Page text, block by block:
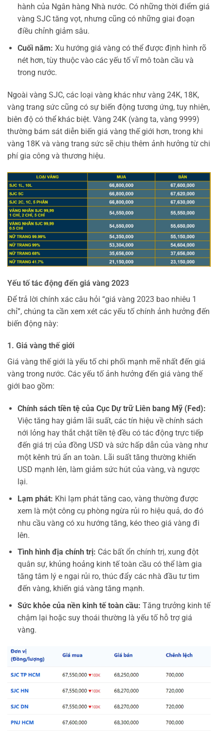
hành của Ngân hàng Nhà nước. Có những thời điểm giá
vàng SJC tăng vọt, nhưng cũng có những giai đoạn
điều chỉnh giảm sâu.
Cuối năm: Xu hướng giá vàng có thể được định hình rõ
nét hơn, tùy thuộc vào các yếu tố vĩ mô toàn cầu và
trong nước.
Ngoài vàng SJC, các loại vàng khác như vàng 24K, 18K,
vàng trang sức cũng có sự biến động tương ứng, tuy nhiên,
biên độ có thể khác biệt. Vàng 24K (vàng ta, vàng 9999)
thường bám sát diễn biến giá vàng thế giới hơn, trong khi
vàng 18K và vàng trang sức sẽ chịu thêm ảnh hưởng từ chi
phí gia công và thương hiệu.
Yếu tố tác động đến giá vàng 2023
Để trả lời chính xác câu hỏi “giá vàng 2023 bao nhiêu 1
chỉ”, chúng ta cần xem xét các yếu tố chính ảnh hưởng đến
biến động này:
1. Giá vàng thế giới
Giá vàng thế giới là yếu tố chi phối mạnh mẽ nhất đến giá
vàng trong nước. Các yếu tố ảnh hưởng đến giá vàng thế
giới bao gồm:
Chính sách tiền tệ của Cục Dự trữ Liên bang Mỹ (Fed):
Việc tăng hay giảm lãi suất, các tín hiệu về chính sách
nới lỏng hay thắt chặt tiền tệ đều có tác động trực tiếp
đến giá trị của đồng USD và sức hấp dẫn của vàng như
một kênh trú ẩn an toàn. Lãi suất tăng thường khiến
USD mạnh lên, làm giảm sức hút của vàng, và ngược
lại.
Lạm phát: Khi lạm phát tăng cao, vàng thường được
xem là một công cụ phòng ngừa rủi ro hiệu quả, do đó
nhu cầu vàng có xu hướng tăng, kéo theo giá vàng đi
lên.
Tình hình địa chính trị: Các bất ổn chính trị, xung đột
quân sự, khủng hoảng kinh tế toàn cầu có thể làm gia
tăng tâm lý e ngại rủi ro, thúc đẩy các nhà đầu tư tìm
đến vàng, khiến giá vàng tăng mạnh.
Sức khỏe của nền kinh tế toàn cầu: Tăng trưởng kinh tế
chậm lại hoặc suy thoái thường là yếu tố hỗ trợ giá
vàng.